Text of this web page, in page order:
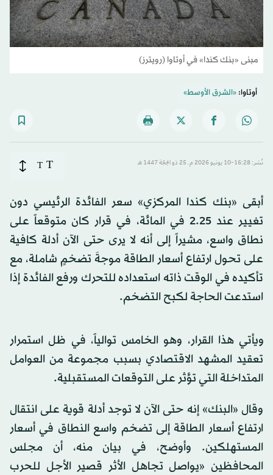
مبنى «بنك كندا» في أوتاوا (رويترز)
أوتاوا:«الشرق الأوسط»
نُشر: 16:28-10 يونيو 2026 م ـ 25 ذو الحِجّة 1447 هـ T
T
أبقى «بنك كندا المركزي» سعر الفائدة الرئيسي دون
تغيير عند 2.25 في المائة، في قرار كان متوقعاً على
نطاق واسع، مشيراً إلى أنه لا يرى حتى الآن أدلة كافية
على تحول ارتفاع أسعار الطاقة موجةَ تضخمٍ شاملة، مع
تأكيده في الوقت ذاته استعداده للتحرك ورفع الفائدة إذا
استدعت الحاجة لكبح التضخم.
ويأتي هذا القرار، وهو الخامس توالياً، في ظل استمرار
تعقيد المشهد الاقتصادي بسبب مجموعة من العوامل
المتداخلة التي تؤثر على التوقعات المستقبلية.
وقال «البنك» إنه حتى الآن لا توجد أدلة قوية على انتقال
ارتفاع أسعار الطاقة إلى تضخم واسع النطاق في أسعار
المستهلكين. وأوضح، في بيان منه، أن مجلس
المحافظين «يواصل تجاهل الأثر قصير الأجل للحرب